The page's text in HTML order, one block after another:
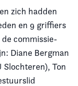
zich hadden
en 9 griffiers
commissie-
Diane Bergman
Slochteren), Ton